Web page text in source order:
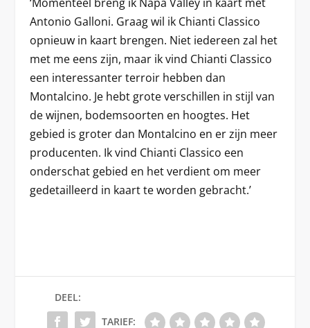
Antonio Galloni. Graag wil ik Chianti Classico
opnieuw in kaart brengen. Niet iedereen zal het
met me eens zijn, maar ik vind Chianti Classico
een interessanter terroir hebben dan
Montalcino. Je hebt grote verschillen in stijl van
de wijnen, bodemsoorten en hoogtes. Het
gebied is groter dan Montalcino en er zijn meer
producenten. Ik vind Chianti Classico een
onderschat gebied en het verdient om meer
gedetailleerd in kaart te worden gebracht.’
DEEL:
TARIEF: